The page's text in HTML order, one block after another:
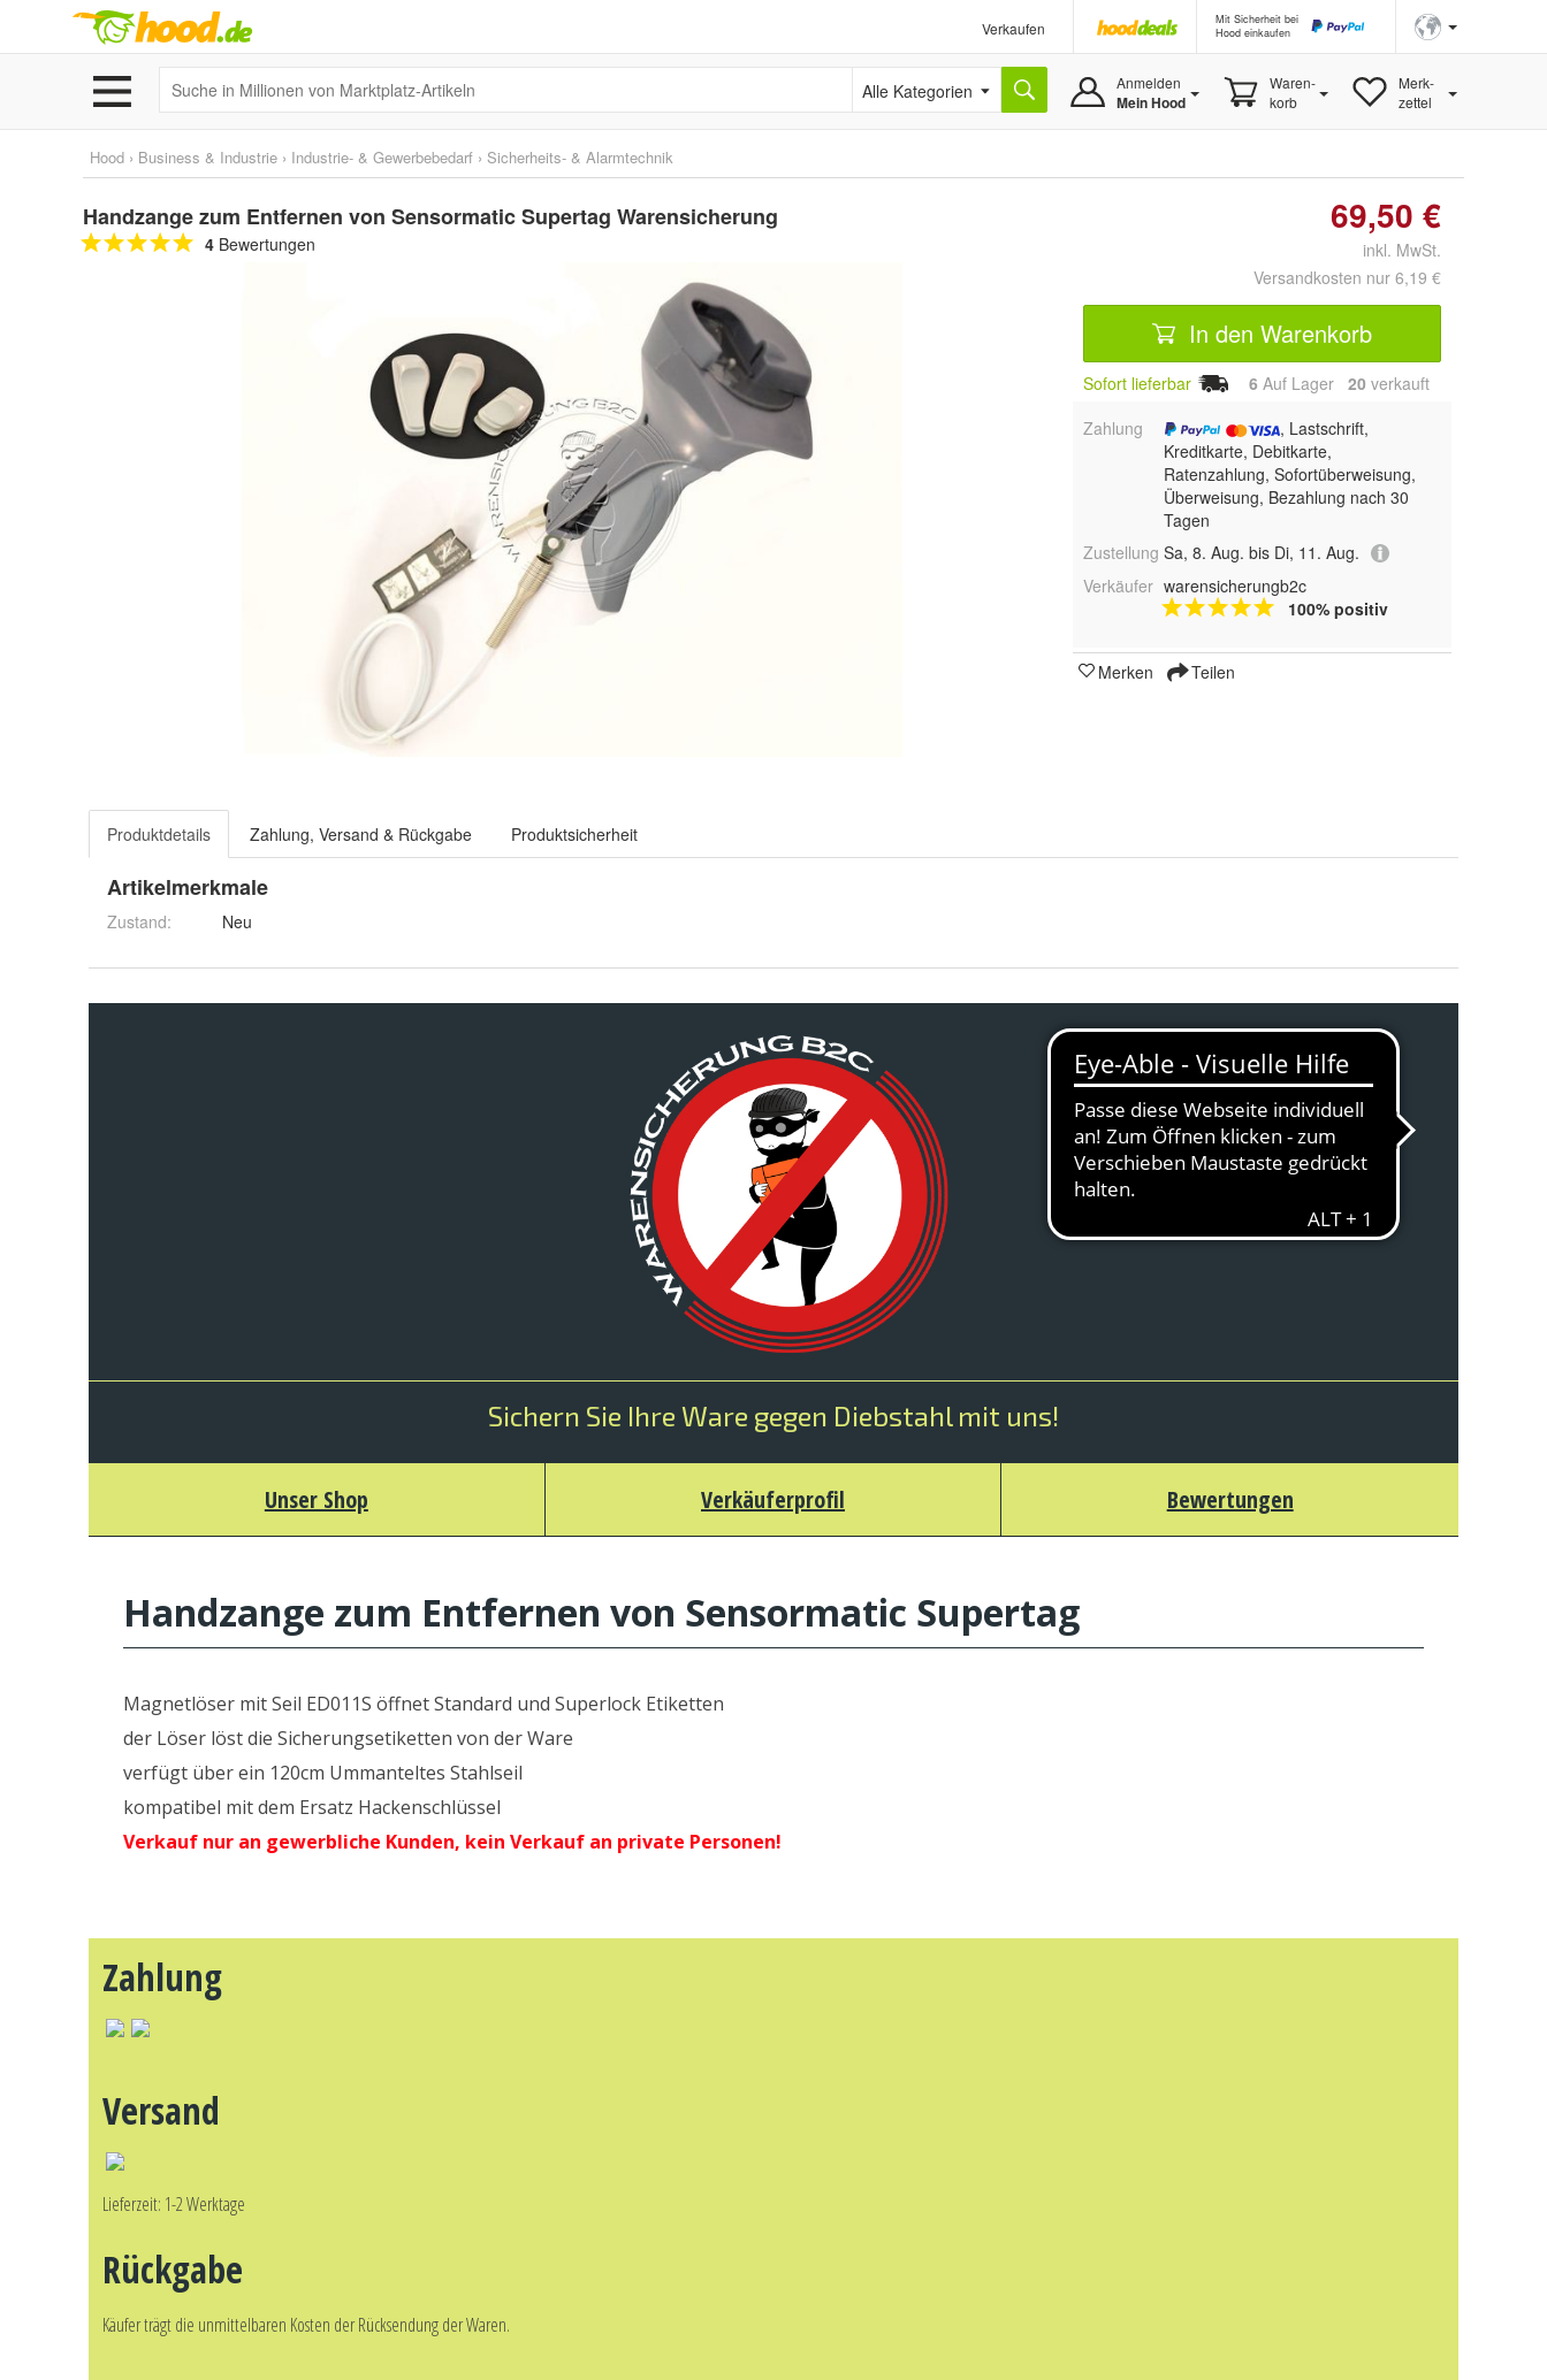
Verkaufen
Mit Sicherheit bei
Hood einkaufen
Alle Kategorien Anmelden
Mein Hood
Waren-
korb
Merk-
zettel
Hood › Business & Industrie › Industrie- & Gewerbebedarf › Sicherheits- & Alarmtechnik
Handzange zum Entfernen von Sensormatic Supertag Warensicherung
4 Bewertungen
69,50 €
inkl. MwSt.
Versandkosten nur 6,19 €
In den Warenkorb
Sofort lieferbar 6 Auf Lager 20 verkauft
Zahlung
, Lastschrift,
Kreditkarte, Debitkarte,
Ratenzahlung, Sofortüberweisung,
Überweisung, Bezahlung nach 30
Tagen
Zustellung Sa, 8. Aug. bis Di, 11. Aug.
Verkäufer warensicherungb2c
100% positiv
Merken Teilen
Produktdetails Zahlung, Versand & Rückgabe Produktsicherheit
Artikelmerkmale
Zustand: Neu